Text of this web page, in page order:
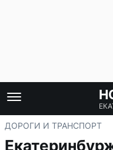
ДОРОГИ И ТРАНСПОРТ